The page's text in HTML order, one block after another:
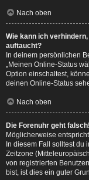
Nach oben
Wie kann ich
auftaucht?
In deinem persönlichen
„Meinen Online-Status
Option einschaltest,
deinen Online-Status
Nach oben
Die Forenuhr geht falsch!
Möglicherweise
In diesem Fall solltest du
Zeitzone
von registrierten
bist, ist dies ein guter